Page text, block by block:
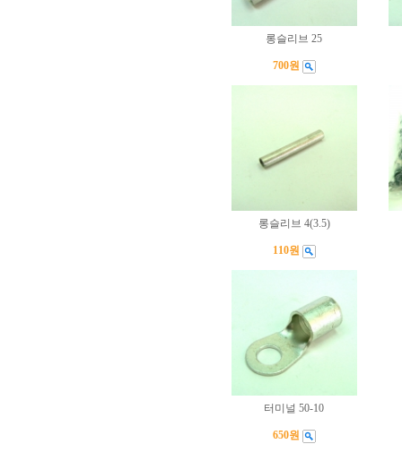
롱슬리브 25
700원
롱슬리브 4(3.5)
110원
터미널 50-10
650원